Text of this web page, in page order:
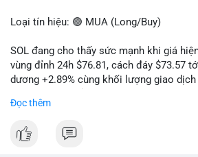
Loại tín hiệu: 🟢 MUA (Long/Buy)
SOL đang cho thấy sức mạnh khi giá
vùng đỉnh 24h $76.81, cách đáy $73.57
dương +2.89% cùng khối lượng giao
hoàn toàn nhịp điều chỉnh.
Khuyến nghị giao dịch cụ thể:
Đọc thêm